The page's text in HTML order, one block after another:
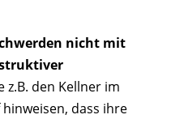
nicht mit
z.B. den Kellner im
dass ihre